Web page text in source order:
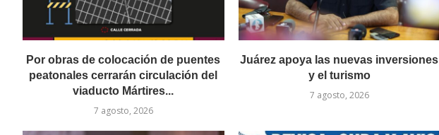
Por obras de colocación de puentes
peatonales cerrarán circulación del
viaducto Mártires...
7 agosto, 2026
Juárez apoya las nuevas inversiones
y el turismo
7 agosto, 2026